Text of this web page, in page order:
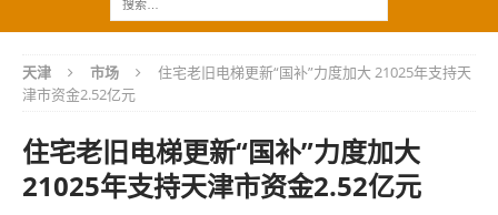
天津 市场
住宅老旧电梯更新“国补”力度加大 21025年支持天
津市资金2.52亿元
住宅老旧电梯更新“国补”力度加大
21025年支持天津市资金2.52亿元